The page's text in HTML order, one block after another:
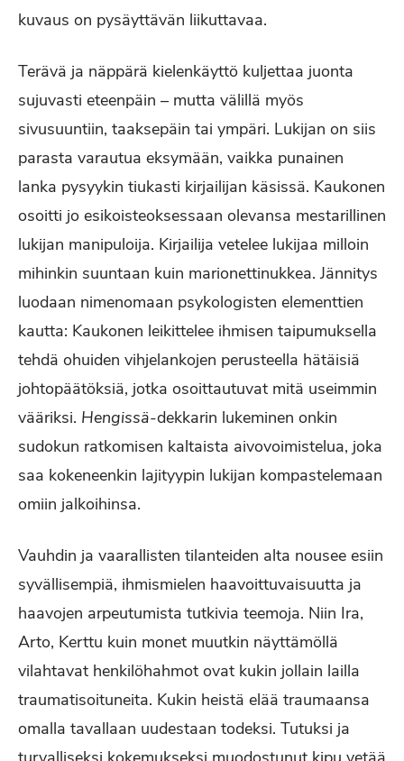
kuvaus on pysäyttävän liikuttavaa.
Terävä ja näppärä kielenkäyttö kuljettaa juonta
sujuvasti eteenpäin – mutta välillä myös
sivusuuntiin, taaksepäin tai ympäri. Lukijan on siis
parasta varautua eksymään, vaikka punainen
lanka pysyykin tiukasti kirjailijan käsissä. Kaukonen
osoitti jo esikoisteoksessaan olevansa mestarillinen
lukijan manipuloija. Kirjailija vetelee lukijaa milloin
mihinkin suuntaan kuin marionettinukkea. Jännitys
luodaan nimenomaan psykologisten elementtien
kautta: Kaukonen leikittelee ihmisen taipumuksella
tehdä ohuiden vihjelankojen perusteella hätäisiä
johtopäätöksiä, jotka osoittautuvat mitä useimmin
vääriksi. Hengissä-dekkarin lukeminen onkin
sudokun ratkomisen kaltaista aivovoimistelua, joka
saa kokeneenkin lajityypin lukijan kompastelemaan
omiin jalkoihinsa.
Vauhdin ja vaarallisten tilanteiden alta nousee esiin
syvällisempiä, ihmismielen haavoittuvaisuutta ja
haavojen arpeutumista tutkivia teemoja. Niin Ira,
Arto, Kerttu kuin monet muutkin näyttämöllä
vilahtavat henkilöhahmot ovat kukin jollain lailla
traumatisoituneita. Kukin heistä elää traumaansa
omalla tavallaan uudestaan todeksi. Tutuksi ja